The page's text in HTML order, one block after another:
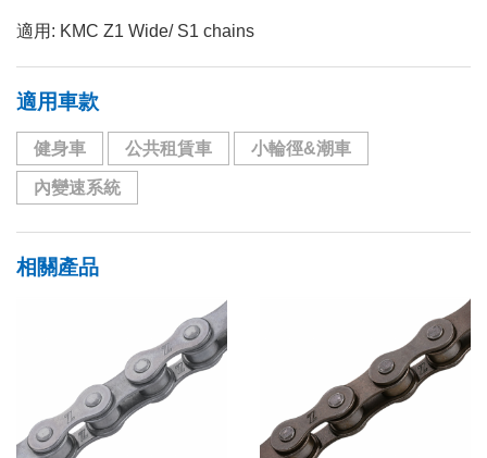
適用: KMC Z1 Wide/ S1 chains
適用車款
健身車 公共租賃車 小輪徑&潮車
內變速系統
相關產品